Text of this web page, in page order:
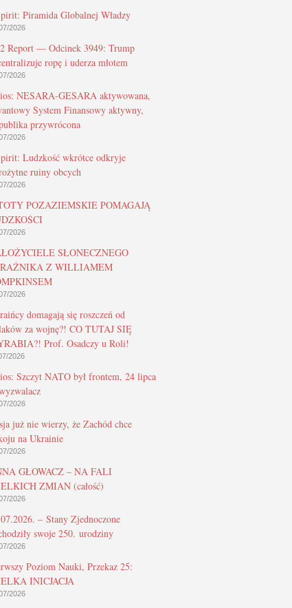
Piramida Globalnej Władzy
2026
Report — Odcinek 3949: Trump
ropę i uderza młotem
2026
NESARA-GESARA aktywowana,
System Finansowy aktywny,
przywrócona
2026
Ludzkość wkrótce odkryje
ruiny obcych
2026
POZAZIEMSKIE POMAGAJĄ
2026
SŁONECZNEGO
Z WILLIAMEM
2026
domagają się roszczeń od
za wojnę?! CO TUTAJ SIĘ
Prof. Osadczy u Roli!
2026
Szczyt NATO był frontem, 24 lipca
2026
już nie wierzy, że Zachód chce
na Ukrainie
2026
GŁOWACZ – NA FALI
ZMIAN (całość)
2026
– Stany Zjednoczone
swoje 250. urodziny
2026
Poziom Nauki, Przekaz 25:
INICJACJA
2026